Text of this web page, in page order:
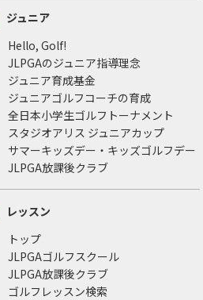
ジュニア
Hello, Golf!
JLPGAのジュニア指導理念
ジュニア育成基金
ジュニアゴルフコーチの育成
全日本小学生ゴルフトーナメント
スタジオアリス ジュニアカップ
サマーキッズデー・キッズゴルフデー
JLPGA放課後クラブ
レッスン
トップ
JLPGAゴルフスクール
JLPGA放課後クラブ
ゴルフレッスン検索